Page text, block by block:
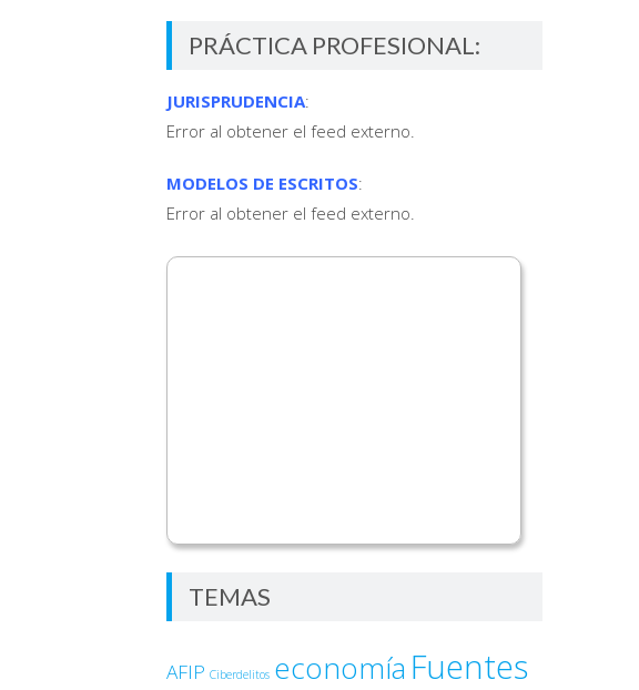
PRÁCTICA PROFESIONAL:
JURISPRUDENCIA:
Error al obtener el feed externo.
MODELOS DE ESCRITOS:
Error al obtener el feed externo.
TEMAS
AFIP Ciberdelitos economía Fuentes